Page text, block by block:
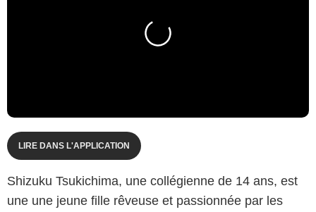
LIRE DANS L'APPLICATION
Shizuku Tsukichima, une collégienne de 14 ans, est
une une jeune fille rêveuse et passionnée par les